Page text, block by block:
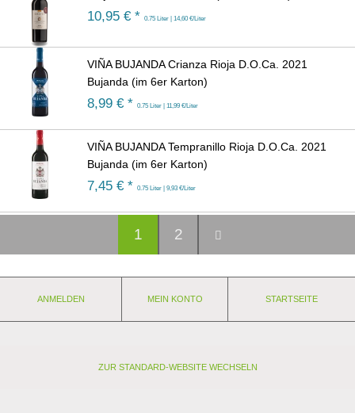
10,95 € * 0.75 Liter | 14,60 €/Liter
VIÑA BUJANDA Crianza Rioja D.O.Ca. 2021
Bujanda (im 6er Karton)
8,99 € * 0.75 Liter | 11,99 €/Liter
VIÑA BUJANDA Tempranillo Rioja D.O.Ca. 2021
Bujanda (im 6er Karton)
7,45 € * 0.75 Liter | 9,93 €/Liter
1 2
ANMELDEN MEIN KONTO STARTSEITE
ZUR STANDARD-WEBSITE WECHSELN